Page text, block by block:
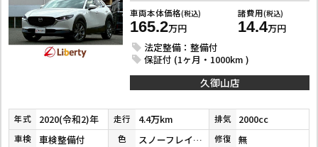
車両本体価格(税込)
165.2万円
諸費用(税込)
14.4万円
法定整備：整備付
保証付 (1ヶ月・1000km )
久御山店
年式 2020(令和2)年 走行 4.4万km 排気 2000cc
車検 車検整備付 色 スノーフレイクホワイトパールマイカ 修復 無